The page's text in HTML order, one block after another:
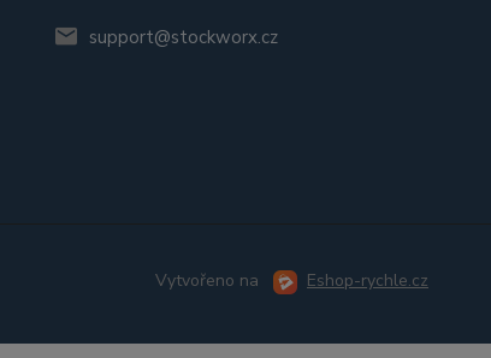
support@stockworx.cz
Vytvořeno na Eshop-rychle.cz